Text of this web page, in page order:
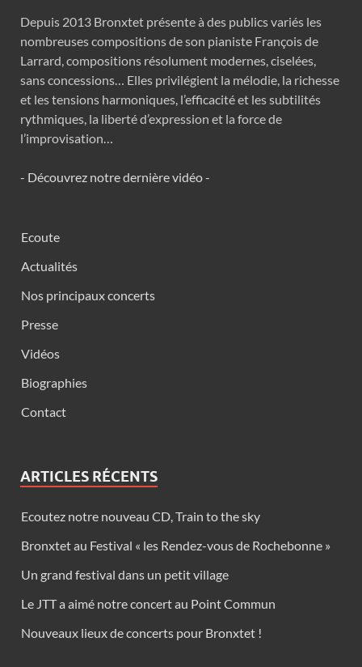
Depuis 2013 Bronxtet présente à des publics variés les
nombreuses compositions de son pianiste François de
Larrard, compositions résolument modernes, ciselées,
sans concessions… Elles privilégient la mélodie, la richesse
et les tensions harmoniques, l’efficacité et les subtilités
rythmiques, la liberté d’expression et la force de
l’improvisation…
- Découvrez notre dernière vidéo -
Ecoute
Actualités
Nos principaux concerts
Presse
Vidéos
Biographies
Contact
ARTICLES RÉCENTS
Ecoutez notre nouveau CD, Train to the sky
Bronxtet au Festival « les Rendez-vous de Rochebonne »
Un grand festival dans un petit village
Le JTT a aimé notre concert au Point Commun
Nouveaux lieux de concerts pour Bronxtet !